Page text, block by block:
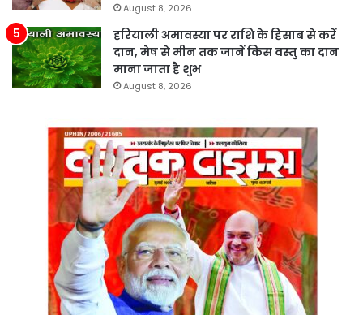
August 8, 2026
हरियाली अमावस्या पर राशि के हिसाब से करें
दान, मेष से मीन तक जानें किस वस्तु का दान
माना जाता है शुभ
August 8, 2026